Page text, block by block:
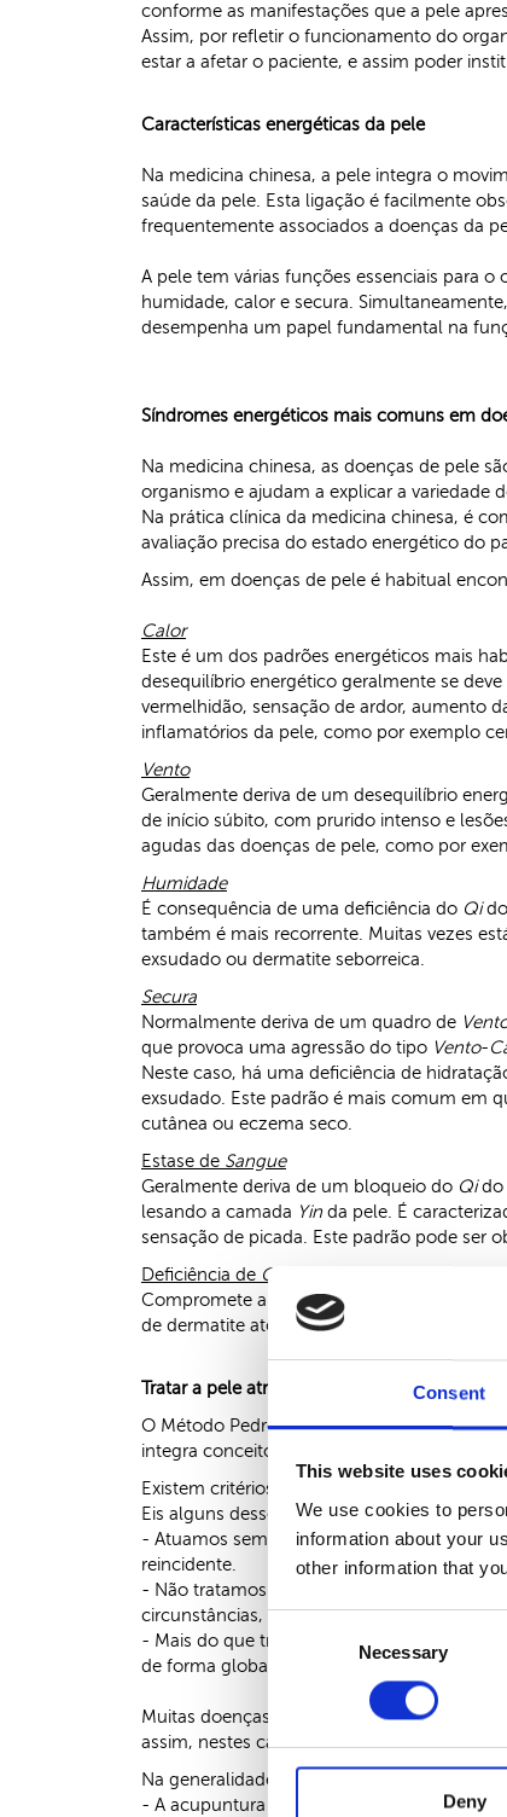
Consent
This website uses
We use cookies to
information about your
other information that
Selection
Necessary
Deny
conforme as manifestações que a pele
Assim, por refletir o funcionamento do
estar a afetar o paciente, e assim poder
Características energéticas da pele
Na medicina chinesa, a pele integra o
saúde da pele. Esta ligação é facilmente
frequentemente associados a doenças da
A pele tem várias funções essenciais para
humidade, calor e secura.
desempenha um papel fundamental na
Síndromes energéticos mais comuns em
Na medicina chinesa, as doenças de pele
organismo e ajudam a explicar a variedade
Na prática clínica da medicina chinesa, é
avaliação precisa do estado energético do
Assim, em doenças de pele é habitual
Calor
Este é um dos padrões energéticos mais
desequilíbrio energético geralmente se
vermelhidão, sensação de ardor, aumento
inflamatórios da pele, como por exemplo
Vento
Geralmente deriva de um desequilíbrio
de início súbito, com prurido intenso e
agudas das doenças de pele, como por
Humidade
É consequência de uma deficiência do Qido
também é mais recorrente. Muitas vezes
exsudado ou dermatite seborreica.
Secura
Normalmente deriva de um quadro de
que provoca uma agressão do tipo Vento-
Neste caso, há uma deficiência de
exsudado. Este padrão é mais comum em
cutânea ou eczema seco.
Estase de Sangue
Geralmente deriva de um bloqueio do Qido
lesando a camada Yin da pele. É
sensação de picada. Este padrão pode ser
Deficiência de Qi
Compromete a nutrição e a proteção da
de dermatite atópica ou em peles muito
Tratar a pele através do Método Pedro Choy
O Método Pedro Choy é o resultado de 40
integra conceitos modernos e
Existem critérios fundamentais que
Eis alguns desses critérios:
- Atuamos sempre na raiz da doença, mais
reincidente.
- Não tratamos doenças, mas sim
circunstâncias, não faz sentido tratá-la
- Mais do que tratar uma doença,
de forma global, a resposta ao tratamento
Muitas doenças de pele que tratamos no
assim, nestes casos, o nosso método
Na generalidade dos casos, o tratamento
- A acupuntura visa atuar na causa